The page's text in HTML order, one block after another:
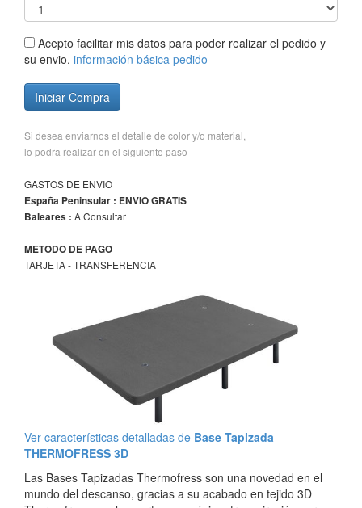
Acepto facilitar mis datos para poder realizar el pedido y
su envio. información básica pedido
Iniciar Compra
Si desea enviarnos el detalle de color y/o material,
lo podra realizar en el siguiente paso
GASTOS DE ENVIO
España Peninsular : ENVIO GRATIS
Baleares : A Consultar
METODO DE PAGO
TARJETA - TRANSFERENCIA
Ver características detalladas de Base Tapizada
THERMOFRESS 3D
Las Bases Tapizadas Thermofress son una novedad en el
mundo del descanso, gracias a su acabado en tejido 3D